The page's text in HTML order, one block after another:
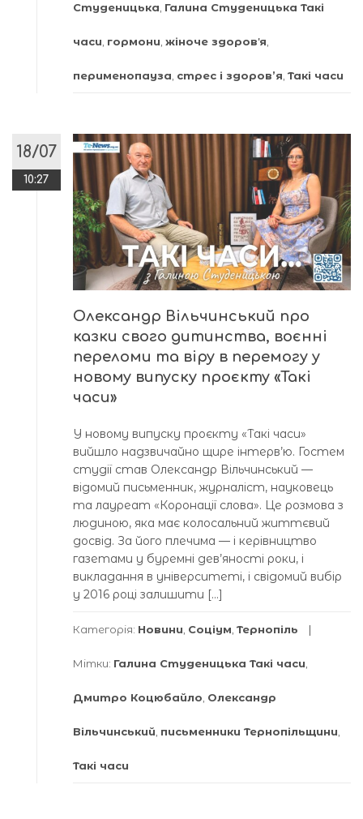
Студеницька Галина Студеницька Такі
часи гормони жіноче здоровʼя
перименопауза стрес і здоров’я Такі часи
18/07
10:27
Олександр Вільчинський про
казки свого дитинства, воєнні
переломи та віру в перемогу у
новому випуску проєкту «Такі
часи»
У новому випуску проєкту «Такі часи»
вийшло надзвичайно щире інтерв’ю. Гостем
студії став Олександр Вільчинський —
відомий письменник, журналіст, науковець
та лауреат «Коронації слова». Це розмова з
людиною, яка має колосальний життєвий
досвід. За його плечима — і керівництво
газетами у буремні дев’яності роки, і
викладання в університеті, і свідомий вибір
у 2016 році залишити […]
Категорія: Новини, Соціум, Тернопіль
Мітки: Галина Студеницька Такі часи,
Дмитро Коцюбайло, Олександр
Вільчинський, письменники Тернопільщини,
Такі часи